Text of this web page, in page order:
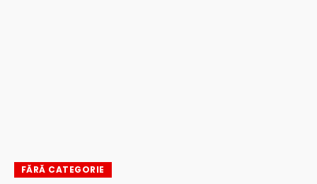
FĂRĂ CATEGORIE